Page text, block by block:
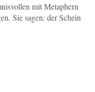
mit Metaphern
Sie sagen: der Schein